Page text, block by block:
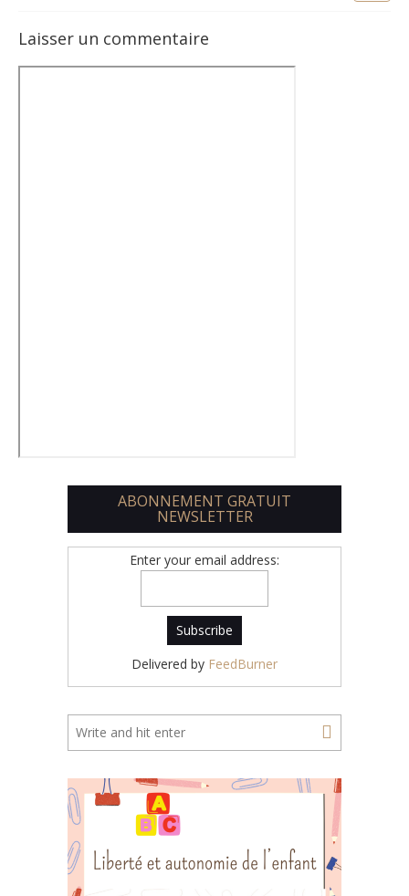
Laisser un commentaire
ABONNEMENT GRATUIT
NEWSLETTER
Enter your email address:
Delivered by FeedBurner